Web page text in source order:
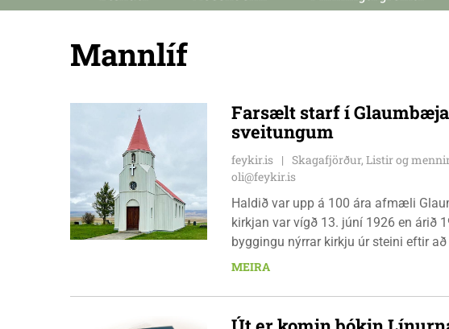
Mannlíf
Farsælt starf í
sveitungum
feykir.is Skagafjörður, Listir og
oli@feykir.is
Haldið var upp á 100 ára afmæli
kirkjan var vígð 13. júní 1926 en árið
byggingu nýrrar kirkju úr steini eftir
Glaumbæ, brotnaði í aftakaveðri árið
Gunnarsson vígslubiskup prédikaði
ár. Feykir spurði séra Gísla út í
MEIRA